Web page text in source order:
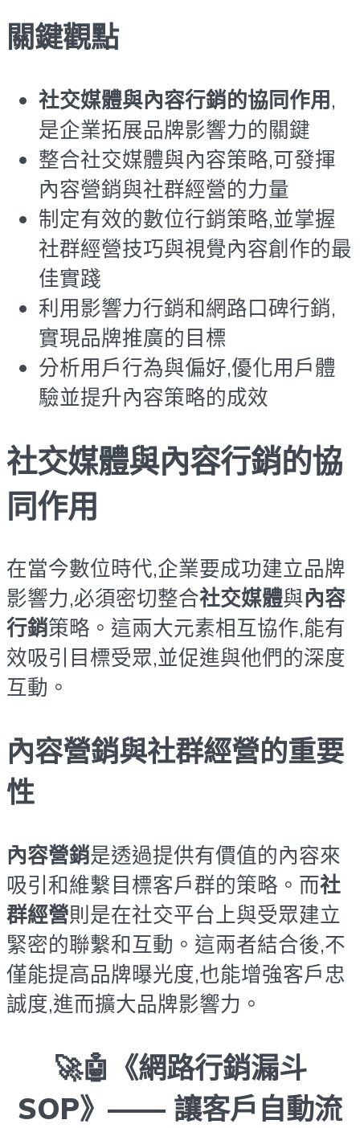
關鍵觀點
社交媒體與內容行銷的協同作用 ,
是企業拓展品牌影響力的關鍵
整合社交媒體與內容策略,可發揮
內容營銷與社群經營的力量
制定有效的數位行銷策略,並掌握
社群經營技巧與視覺內容創作的最
佳實踐
利用影響力行銷和網路口碑行銷,
實現品牌推廣的目標
分析用戶行為與偏好,優化用戶體
驗並提升內容策略的成效
社交媒體與內容行銷的協
同作用
在當今數位時代,企業要成功建立品牌
影響力,必須密切整合社交媒體與內容
行銷策略。這兩大元素相互協作,能有
效吸引目標受眾,並促進與他們的深度
互動。
內容營銷與社群經營的重要
性
內容營銷是透過提供有價值的內容來
吸引和維繫目標客戶群的策略。而社
群經營則是在社交平台上與受眾建立
緊密的聯繫和互動。這兩者結合後,不
僅能提高品牌曝光度,也能增強客戶忠
誠度,進而擴大品牌影響力。
🚀🤖《網路行銷漏斗
SOP》—— 讓客戶自動流